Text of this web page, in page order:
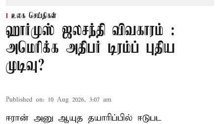
உலக செய்திகள்
ஹார்முஸ் ஜலசந்தி விவகாரம் :
அமெரிக்க அதிபர் டிரம்ப் புதிய
முடிவு?
Published on: 10 Aug 2026, 3:07 am
ஈரான் அனு ஆயுத தயாரிப்பில் ஈடுபட